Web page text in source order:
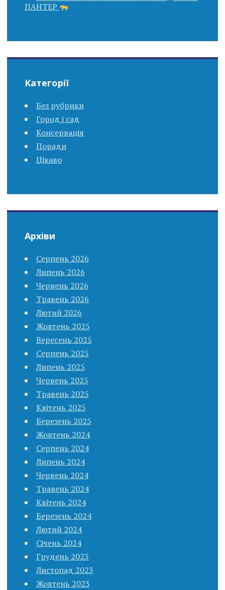
ПАНТЕР
Категорії
Без рубрики
Город і сад
Консервація
Поради
Цікаво
Архіви
Серпень 2026
Липень 2026
Червень 2026
Травень 2026
Лютий 2026
Жовтень 2025
Вересень 2025
Серпень 2025
Липень 2025
Червень 2025
Травень 2025
Квітень 2025
Березень 2025
Жовтень 2024
Серпень 2024
Липень 2024
Червень 2024
Травень 2024
Квітень 2024
Березень 2024
Лютий 2024
Січень 2024
Грудень 2023
Листопад 2023
Жовтень 2023